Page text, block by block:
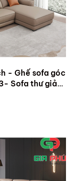
- Ghế sofa góc
Sofa thư giản